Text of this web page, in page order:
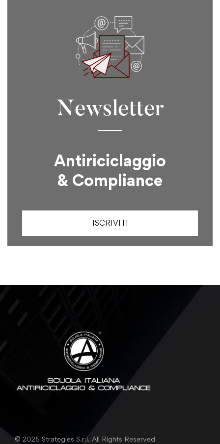
Newsletter
Antiriciclaggio
& Compliance
ISCRIVITI
© 2025 Strategies S.r.l. All Rights Reserved